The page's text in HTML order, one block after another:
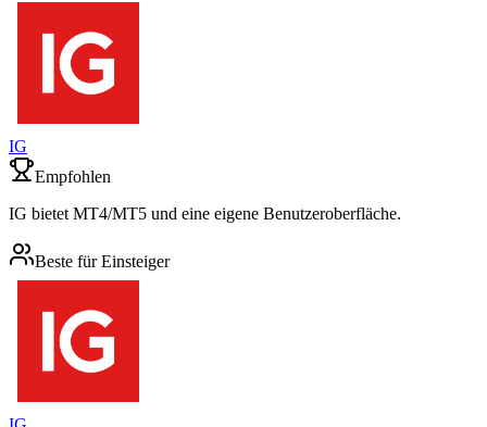
IG
Empfohlen
IG bietet MT4/MT5 und eine eigene Benutzeroberfläche.
Beste für Einsteiger